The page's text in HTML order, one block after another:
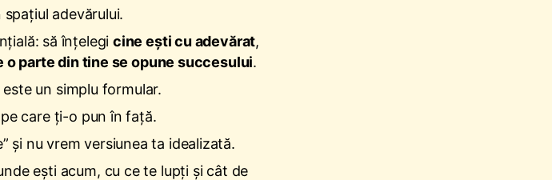
spațiul adevărului.
să înțelegicine ești cu adevărat,
o parte din tine se opune succesului.
un simplu formular.
pe care ți-o pun în față.
și nu vrem versiunea ta idealizată.
ești acum, cu ce te lupți și cât de